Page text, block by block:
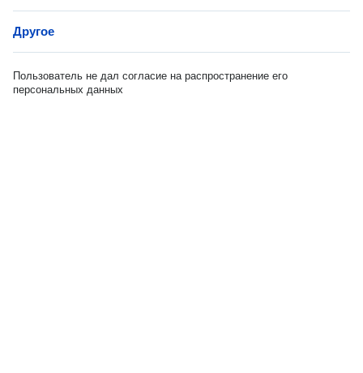
Другое
Пользователь не дал согласие на распространение его
персональных данных